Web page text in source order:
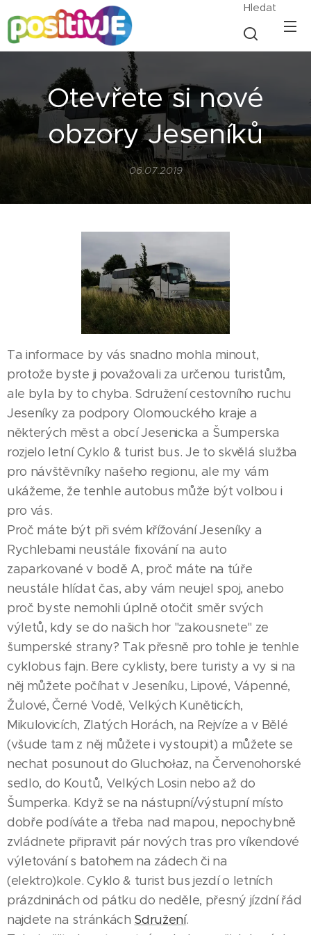
Hledat
Otevřete si nové
obzory Jeseníků
06.07.2019
Ta informace by vás snadno mohla minout,
protože byste ji považovali za určenou turistům,
ale byla by to chyba. Sdružení cestovního ruchu
Jeseníky za podpory Olomouckého kraje a
některých měst a obcí Jesenicka a Šumperska
rozjelo letní Cyklo & turist bus. Je to skvělá služba
pro návštěvníky našeho regionu, ale my vám
ukážeme, že tenhle autobus může být volbou i
pro vás.
Proč máte být při svém křížování Jeseníky a
Rychlebami neustále fixování na auto
zaparkované v bodě A, proč máte na túře
neustále hlídat čas, aby vám neujel spoj, anebo
proč byste nemohli úplně otočit směr svých
výletů, kdy se do našich hor "zakousnete" ze
šumperské strany? Tak přesně pro tohle je tenhle
cyklobus fajn. Bere cyklisty, bere turisty a vy si na
něj můžete počíhat v Jeseníku, Lipové, Vápenné,
Žulové, Černé Vodě, Velkých Kuněticích,
Mikulovicích, Zlatých Horách, na Rejvíze a v Bělé
(všude tam z něj můžete i vystoupit) a můžete se
nechat posunout do Gluchołaz, na Červenohorské
sedlo, do Koutů, Velkých Losin nebo až do
Šumperka. Když se na nástupní/výstupní místo
dobře podíváte a třeba nad mapou, nepochybně
zvládnete připravit pár nových tras pro víkendové
výletování s batohem na zádech či na
(elektro)kole. Cyklo & turist bus jezdí o letních
prázdninách od pátku do neděle, přesný jízdní řád
najdete na stránkách Sdružení.